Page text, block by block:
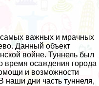
самых важных и мрачных
Данный объект
войне. Туннель был
время осаждения города
и возможности
наши дни часть туннеля,